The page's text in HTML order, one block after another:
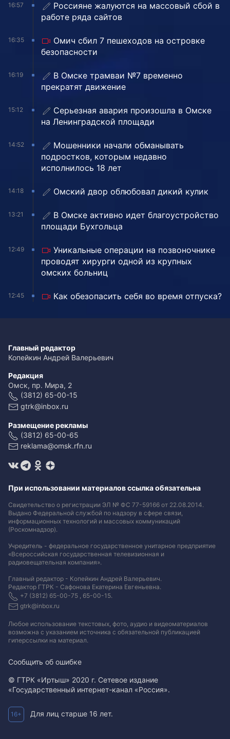
16:57
Россияне жалуются на массовый сбой в
работе ряда сайтов
16:35
Омич сбил 7 пешеходов на островке
безопасности
16:19
В Омске трамваи №7 временно
прекратят движение
15:12
Серьезная авария произошла в Омске
на Ленинградской площади
14:52
Мошенники начали обманывать
подростков, которым недавно
исполнилось 18 лет
14:18 Омский двор облюбовал дикий кулик
13:21
В Омске активно идет благоустройство
площади Бухгольца
12:49
Уникальные операции на позвоночнике
проводят хирурги одной из крупных
омских больниц
12:45 Как обезопасить себя во время отпуска?
Главный редактор
Копейкин Андрей Валерьевич
Редакция
Омск, пр. Мира, 2
(3812) 65-00-15
gtrk@inbox.ru
Размещение рекламы
(3812) 65-00-65
reklama@omsk.rfn.ru
При использовании материалов ссылка обязательна
Свидетельство о регистрации ЭЛ № ФС 77-59166 от 22.08.2014.
Выдано Федеральной службой по надзору в сфере связи,
информационных технологий и массовых коммуникаций
(Роскомнадзор).
Учредитель - федеральное государственное унитарное предприятие
«Всероссийская государственная телевизионная и
радиовещательная компания».
Главный редактор - Копейкин Андрей Валерьевич.
Редактор ГТРК - Сафонова Екатерина Евгеньевна.
+7 (3812) 65-00-75 , 65-00-15.
gtrk@inbox.ru
Любое использование текстовых, фото, аудио и видеоматериалов
возможна с указанием источника с обязательной публикацией
гиперссылки на материал.
Сообщить об ошибке
© ГТРК «Иртыш» 2020 г. Сетевое издание
«Государственный интернет-канал «Россия».
16+ Для лиц старше 16 лет.